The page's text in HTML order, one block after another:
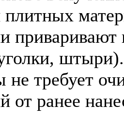
штыри).
не требует
от ранее